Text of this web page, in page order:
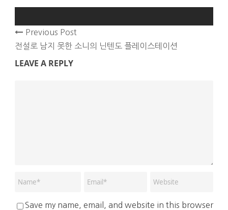
Previous Post
전설로 남지 못한 소니의 닌텐도 플레이스테이션
LEAVE A REPLY
Save my name, email, and website in this browser